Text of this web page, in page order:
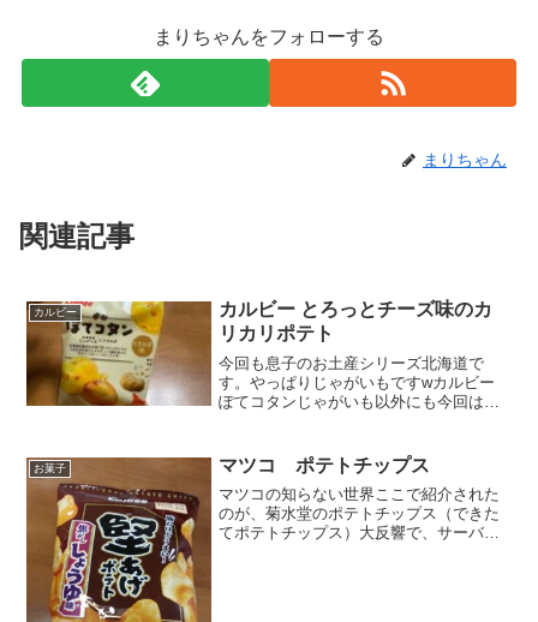
まりちゃんをフォローする
まりちゃん
関連記事
カルビー
カルビー とろっとチーズ味のカ
リカリポテト
今回も息子のお土産シリーズ北海道で
す。やっぱりじゃがいもですwカルビー
ぽてコタンじゃがいも以外にも今回はた
じゃがいもってことかな？一袋当たりの
炭水化物は8.4ｇ大体１...
お菓子 マツコ ポテトチップス
マツコの知らない世界ここで紹介された
のが、菊水堂のポテトチップス（できた
てポテトチップス）大反響で、サーバー